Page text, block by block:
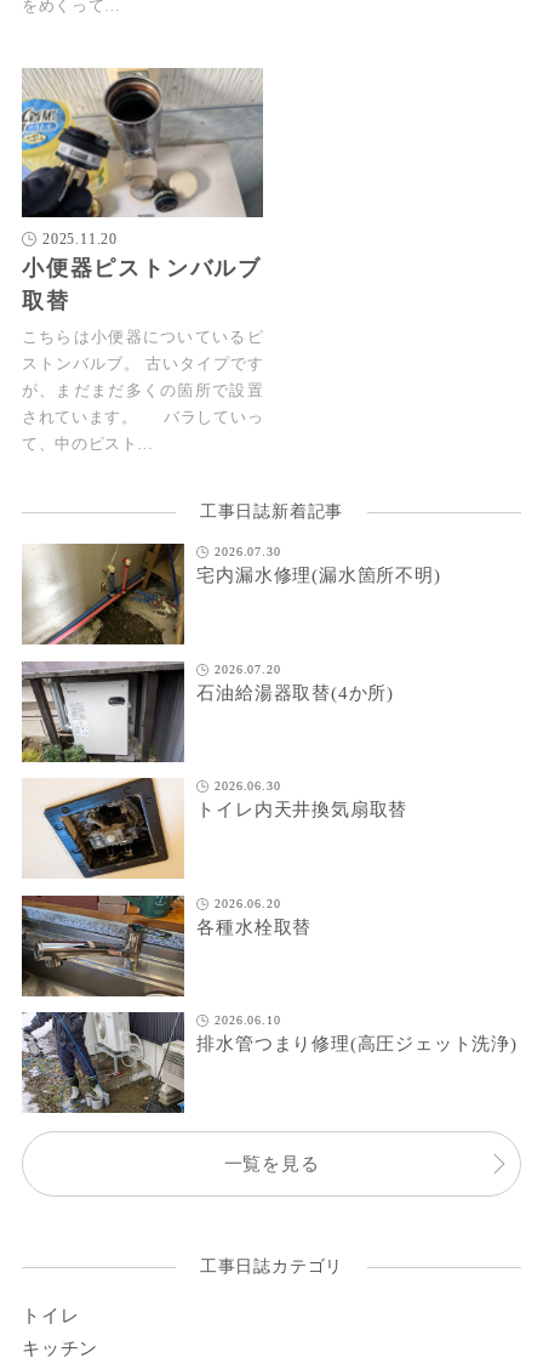
をめくって…
2025.11.20
小便器ピストンバルブ
取替
こちらは小便器についているピ
ストンバルブ。 古いタイプです
が、まだまだ多くの箇所で設置
されています。 バラしていっ
て、中のピスト…
工事日誌新着記事
2026.07.30
宅内漏水修理(漏水箇所不明)
2026.07.20
石油給湯器取替(4か所)
2026.06.30
トイレ内天井換気扇取替
2026.06.20
各種水栓取替
2026.06.10
排水管つまり修理(高圧ジェット洗浄)
一覧を見る
工事日誌カテゴリ
トイレ
キッチン